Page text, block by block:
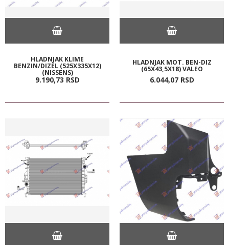
HLADNJAK KLIME
BENZIN/DIZEL (525X335X12)
(NISSENS)
9.190,73 RSD
HLADNJAK MOT. BEN-DIZ
(65X43,5X18) VALEO
6.044,07 RSD